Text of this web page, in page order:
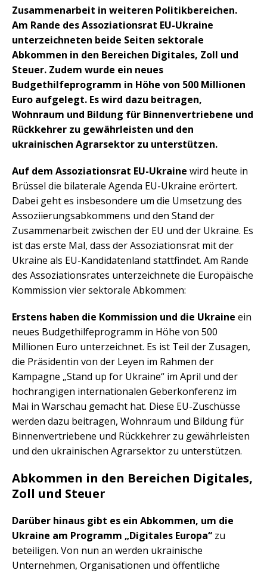
Zusammenarbeit in weiteren Politikbereichen.
Am Rande des Assoziationsrat EU-Ukraine
unterzeichneten beide Seiten sektorale
Abkommen in den Bereichen Digitales, Zoll und
Steuer. Zudem wurde ein neues
Budgethilfeprogramm in Höhe von 500 Millionen
Euro aufgelegt. Es wird dazu beitragen,
Wohnraum und Bildung für Binnenvertriebene und
Rückkehrer zu gewährleisten und den
ukrainischen Agrarsektor zu unterstützen.
Auf dem Assoziationsrat EU-Ukraine wird heute in
Brüssel die bilaterale Agenda EU-Ukraine erörtert.
Dabei geht es insbesondere um die Umsetzung des
Assoziierungsabkommens und den Stand der
Zusammenarbeit zwischen der EU und der Ukraine. Es
ist das erste Mal, dass der Assoziationsrat mit der
Ukraine als EU-Kandidatenland stattfindet. Am Rande
des Assoziationsrates unterzeichnete die Europäische
Kommission vier sektorale Abkommen:
Erstens haben die Kommission und die Ukraine ein
neues Budgethilfeprogramm in Höhe von 500
Millionen Euro unterzeichnet. Es ist Teil der Zusagen,
die Präsidentin von der Leyen im Rahmen der
Kampagne „Stand up for Ukraine“ im April und der
hochrangigen internationalen Geberkonferenz im
Mai in Warschau gemacht hat. Diese EU-Zuschüsse
werden dazu beitragen, Wohnraum und Bildung für
Binnenvertriebene und Rückkehrer zu gewährleisten
und den ukrainischen Agrarsektor zu unterstützen.
Abkommen in den Bereichen Digitales,
Zoll und Steuer
Darüber hinaus gibt es ein Abkommen, um die
Ukraine am Programm „Digitales Europa“ zu
beteiligen. Von nun an werden ukrainische
Unternehmen, Organisationen und öffentliche